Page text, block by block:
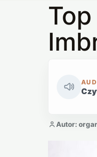
Autor: